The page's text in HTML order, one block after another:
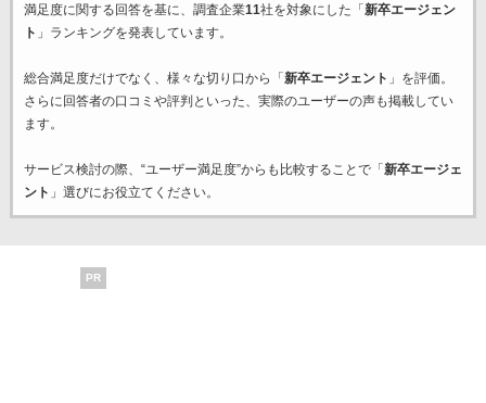
満足度に関する回答を基に、調査企業11社を対象にした「 新卒エージェン
ト 」ランキングを発表しています。
総合満足度だけでなく、様々な切り口から「 新卒エージェント 」を評価。
さらに回答者の口コミや評判といった、実際のユーザーの声も掲載してい
ます。
サービス検討の際、“ユーザー満足度”からも比較することで「 新卒エージェ
ント 」選びにお役立てください。
PR